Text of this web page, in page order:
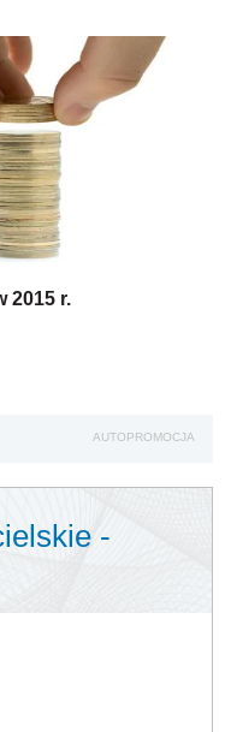
2015 r.
AUTOPROMOCJA
-